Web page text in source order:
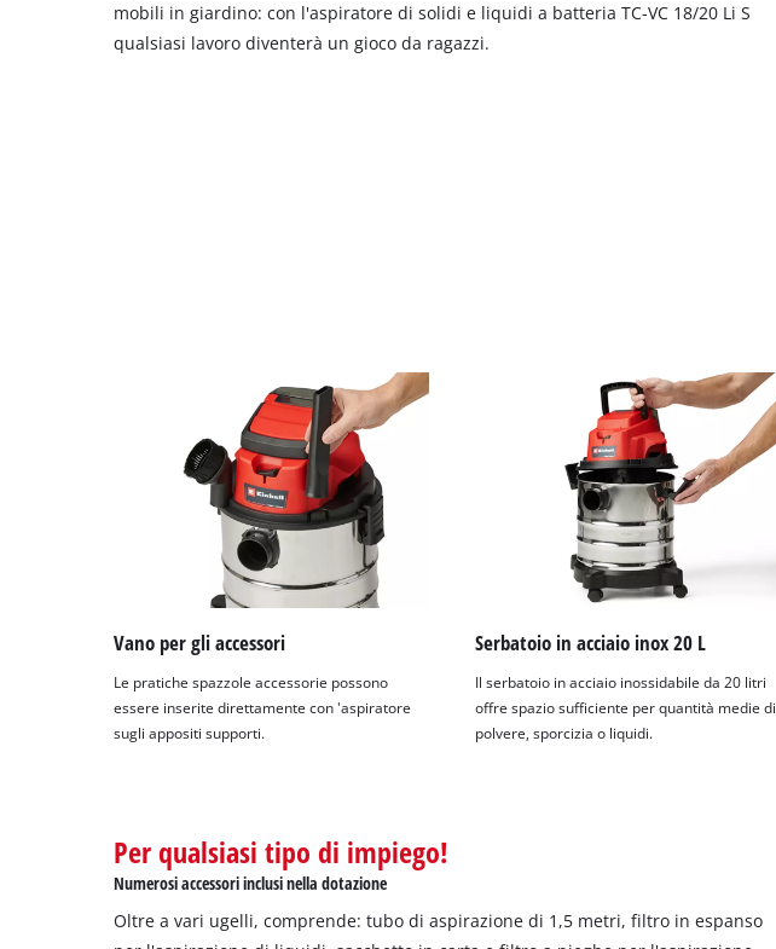
mobili in giardino: con l'aspiratore di solidi e liquidi a batteria TC-VC 18/20 Li S
qualsiasi lavoro diventerà un gioco da ragazzi.
Vano per gli accessori
Le pratiche spazzole accessorie possono
essere inserite direttamente con 'aspiratore
sugli appositi supporti.
Serbatoio in acciaio inox 20 L
Il serbatoio in acciaio inossidabile da 20 litri
offre spazio sufficiente per quantità medie di
polvere, sporcizia o liquidi.
Per qualsiasi tipo di impiego!
Numerosi accessori inclusi nella dotazione
Oltre a vari ugelli, comprende: tubo di aspirazione di 1,5 metri, filtro in espanso